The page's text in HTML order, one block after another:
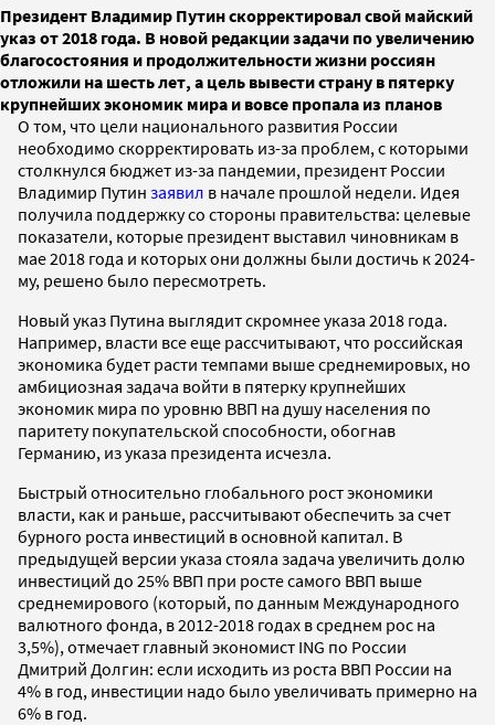
Президент Владимир Путин скорректировал свой майский
указ от 2018 года. В новой редакции задачи по увеличению
благосостояния и продолжительности жизни россиян
отложили на шесть лет, а цель вывести страну в пятерку
крупнейших экономик мира и вовсе пропала из планов
О том, что цели национального развития России
необходимо скорректировать из-за проблем, с которыми
столкнулся бюджет из-за пандемии, президент России
Владимир Путин заявил в начале прошлой недели. Идея
получила поддержку со стороны правительства: целевые
показатели, которые президент выставил чиновникам в
мае 2018 года и которых они должны были достичь к 2024-
му, решено было пересмотреть.
Новый указ Путина выглядит скромнее указа 2018 года.
Например, власти все еще рассчитывают, что российская
экономика будет расти темпами выше среднемировых, но
амбициозная задача войти в пятерку крупнейших
экономик мира по уровню ВВП на душу населения по
паритету покупательской способности, обогнав
Германию, из указа президента исчезла.
Быстрый относительно глобального рост экономики
власти, как и раньше, рассчитывают обеспечить за счет
бурного роста инвестиций в основной капитал. В
предыдущей версии указа стояла задача увеличить долю
инвестиций до 25% ВВП при росте самого ВВП выше
среднемирового (который, по данным Международного
валютного фонда, в 2012-2018 годах в среднем рос на
3,5%), отмечает главный экономист ING по России
Дмитрий Долгин: если исходить из роста ВВП России на
4% в год, инвестиции надо было увеличивать примерно на
6% в год.